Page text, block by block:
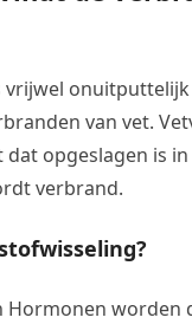
van vet.
opgeslagen is
verbrand.
worden